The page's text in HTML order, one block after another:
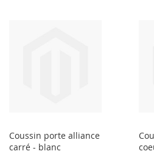
Coussin porte alliance
carré - blanc